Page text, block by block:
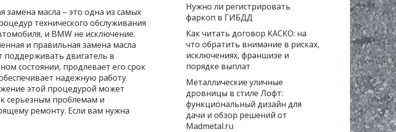
замена масла – это одна из самых
технического обслуживания
и BMW не исключение.
и правильная замена масла
поддерживать двигатель в
состоянии, продлевает его срок
надежную работу.
этой процедурой может
серьезным проблемам и
ремонту. Если вам нужна
Нужно ли регистрировать
фаркоп в ГИБДД
Как читать договор КАСКО: на
что обратить внимание в рисках,
исключениях, франшизе и
порядке выплат
Металлические уличные
дровницы в стиле Лофт:
функциональный дизайн для
дачи и обзор решений от
Madmetal.ru